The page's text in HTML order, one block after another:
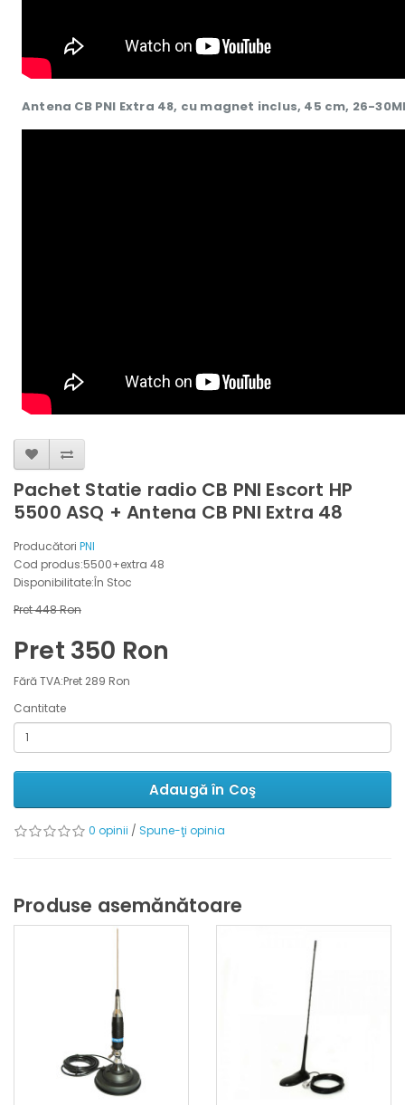
Antena CB PNI Extra 48, cu magnet inclus, 45 cm, 26-
Pachet Statie radio CB PNI Escort HP
5500 ASQ + Antena CB PNI Extra 48
Producători PNI
Cod produs:5500+extra 48
Disponibilitate:În Stoc
Pret 448 Ron
Pret 350 Ron
Fără TVA:Pret 289 Ron
Cantitate
Adaugă în Coş
0 opinii / Spune-ţi opinia
Produse asemănătoare